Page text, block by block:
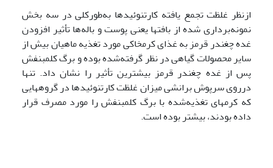
ازنظر غلظت تجمع یافته کارتنوئیدها به‌طورکلی در سه بخش
نمونه‌برداری شده از بافتها یعنی پوست و باله‌ها تأثیر افزودن
غده چغندر قرمز به غذای کرم­خاکی مورد تغذیه ماهیان بیش از
سایر محصولات گیاهی در نظر گرفته‌شده بوده و برگ کلم­بنفش
پس از غده چغندر قرمز بیشترین تأثیر را نشان داد. تنها
درروی سرپوش برانشی میزان غلظت کارتنوئیدها در گروههایی
که کرمهای تغذیه‌شده با برگ کلم­بنفش را مورد مصرف قرار
داده بودند، بیشتر بوده است.